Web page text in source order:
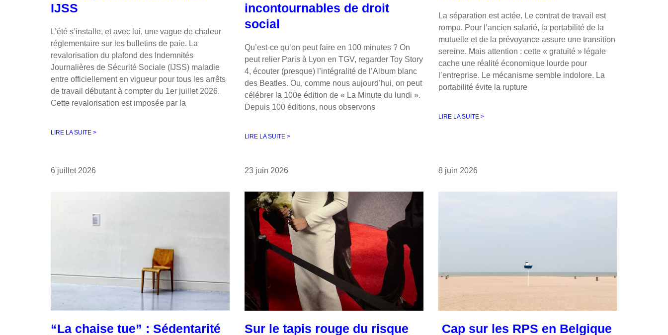
IJSS
L’été s’installe, et avec lui, une vague de chaleur
réglementaire sur les bulletins de paie. La
revalorisation du plafond des Indemnités
Journalières de Sécurité Sociale (IJSS) maladie
entre officiellement en vigueur pour tous les arrêts
de travail débutant à compter du 1er juillet 2026.
Cette revalorisation est imposée par la
LIRE LA SUITE >
6 juillet 2026
incontournables de droit
social
Qu’est-ce qu’on peut faire en 100 minutes ? On
peut relier Paris à Lyon en TGV, regarder Toy Story
4, écouter (presque) l’intégralité de l’Album blanc
des Beatles. Ou, comme nous aujourd’hui, on peut
célébrer la 100e édition de « La Minute du lundi ».
Depuis 100 éditions, nous observons
LIRE LA SUITE >
23 juin 2026
La séparation est actée. Le contrat de travail est
rompu. Pour l’ancien salarié, la portabilité de la
mutuelle et de la prévoyance assure une transition
sereine. Mais attention : cette « gratuité » légale
cache une réalité économique lourde pour
l’entreprise. Le mécanisme semble indolore. La
portabilité évite la rupture
LIRE LA SUITE >
8 juin 2026
“La chaise tue” : Sédentarité Sur le tapis rouge du risque Cap sur les RPS en Belgique